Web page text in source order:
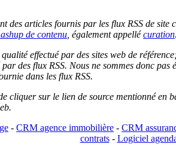
des articles fournis par les flux RSS de
de contenu, également appellécuration.
effectué par des sites web de
des flux RSS. Nous ne sommes donc
dans les flux RSS.
cliquer sur le lien de source mentionné
- CRM agence immobilière - CRM
contrats- Logiciel